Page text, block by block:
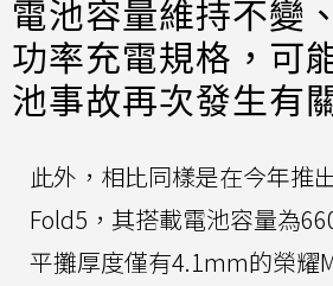
電池容量維持不變
功率充電規格，可
池事故再次發生有
此外，相比同樣是在今年推
Fold5，其搭載電池容量為
平攤厚度僅有4.1mm的榮耀